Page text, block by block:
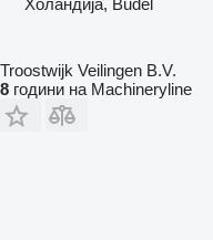
Troostwijk Veilingen B.V.
8 години на Machineryline